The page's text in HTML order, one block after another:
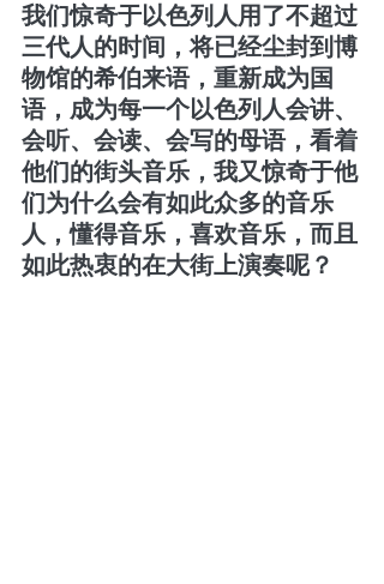
我们惊奇于以色列人用了不超过
三代人的时间，将已经尘封到博
物馆的希伯来语，重新成为国
语，成为每一个以色列人会讲、
会听、会读、会写的母语，看着
他们的街头音乐，我又惊奇于他
们为什么会有如此众多的音乐
人，懂得音乐，喜欢音乐，而且
如此热衷的在大街上演奏呢？